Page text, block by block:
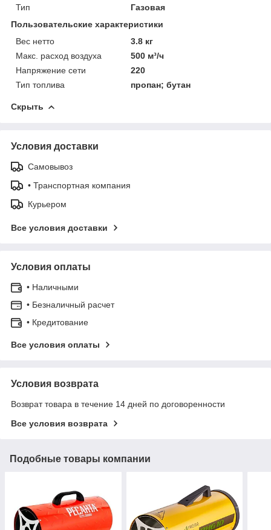
Тип
Газовая
Пользовательские характеристики
Вес нетто
3.8 кг
Макс. расход воздуха
500 м³/ч
Напряжение сети
220
Тип топлива
пропан; бутан
Скрыть
Условия доставки
Самовывоз
• Транспортная компания
Курьером
Все условия доставки
Условия оплаты
• Наличными
• Безналичный расчет
• Кредитование
Все условия оплаты
Условия возврата
Возврат товара в течение 14 дней по договоренности
Все условия возврата
Подобные товары компании